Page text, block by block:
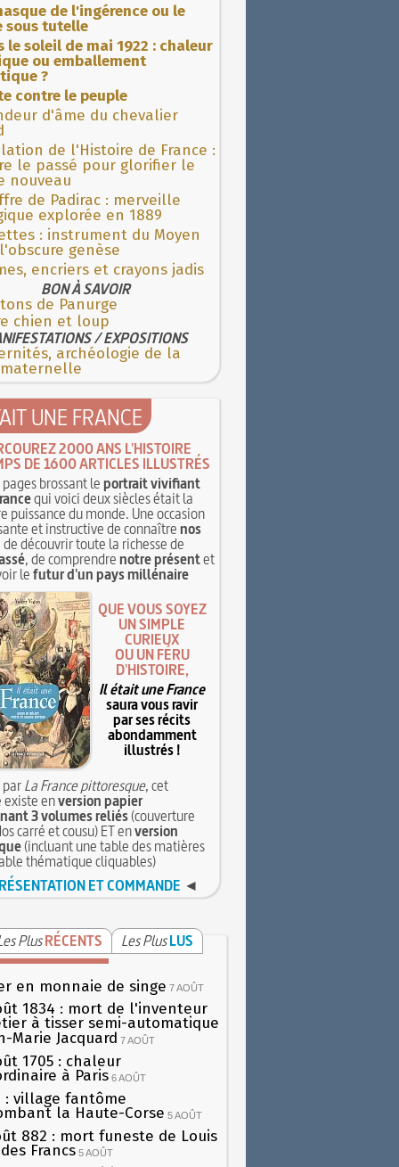
de l'ingérence ou le
sous tutelle
le soleil de mai 1922 : chaleur
ou emballement
?
contre le peuple
d'âme du chevalier
de l'Histoire de France :
le passé pour glorifier le
nouveau
de Padirac : merveille
explorée en 1889
: instrument du Moyen
genèse
encriers et crayons jadis
BON À SAVOIR
de Panurge
chien et loup
/ EXPOSITIONS
archéologie de la
UNE FRANCE
2000 ANS L'HISTOIRE
DE 1600 ARTICLES ILLUSTRÉS
brossant leportrait vivifiant
qui voici deux siècles était la
puissance du monde. Une occasion
et instructive de connaîtrenos
de découvrir toute la richesse de
, de comprendrenotre présentet
lefutur d'un pays millénaire
QUE VOUS SOYEZ
UN SIMPLE
CURIEUX
OU UN FÉRU
D'HISTOIRE,
Il était une France
saura vous ravir
par ses récits
abondamment
illustrés !
La France pittoresque, cet
existe enversion papier
3 volumes reliés(couverture
carré et cousu) ET enversion
(incluant une table des matières
thématique cliquables)
ET COMMANDE ◄
Plus RÉCENTS Les Plus LUS
en monnaie de singe 7 AOÛT
1834 : mort de l'inventeur
à tisser semi-automatique
Marie Jacquard 7 AOÛT
1705 : chaleur
à Paris 6 AOÛT
: village fantôme
la Haute-Corse 5 AOÛT
882 : mort funeste de Louis
Francs 5 AOÛT